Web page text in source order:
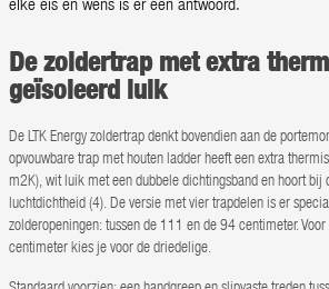
De zoldertrap met extra
geïsoleerd luik
De LTK Energy zoldertrap denkt bovendien aan de
opvouwbare trap met houten ladder heeft een extra
m2K), wit luik met een dubbele dichtingsband en hoort bij
luchtdichtheid (4). De versie met vier trapdelen is er
zolderopeningen: tussen de 111 en de 94 centimeter.
centimeter kies je voor de driedelige.